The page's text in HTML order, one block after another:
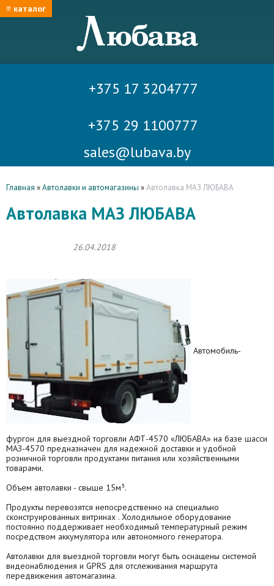
≡ каталог
+375 17 3204777
+375 29 1100777
sales@lubava.by
Главная »Автолавки и автомагазины »Автолавка МАЗ ЛЮБАВА
Автолавка МАЗ ЛЮБАВА
26.04.2018
Автомобиль-
фургон для выездной торговли АФТ-4570 «ЛЮБАВА» на базе шасси
МАЗ-4570 предназначен для надежной доставки и удобной
розничной торговли продуктами питания или хозяйственными
товарами.
Объем автолавки - свыше 15м³.
Продукты перевозятся непосредственно на специально
сконструированных витринах . Холодильное оборудование
постоянно поддерживает необходимый температурный режим
посредством аккумулятора или автономного генератора.
Автолавки для выездной торговли могут быть оснащены системой
видеонаблюдения и GPRS для отслеживания маршрута
передвижения автомагазина.